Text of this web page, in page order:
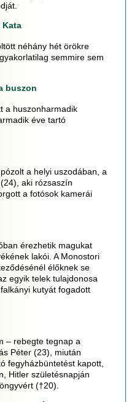
Kata
néhány hét örökre
semmire sem
buszon
a huszonharmadik
éve tartó
a helyi uszodában, a
aki rózsaszín
a fotósok kamerái
érezhetik magukat
lakói. A Monostori
élőknek se
egyik telek tulajdonosa
kutyát fogadott
– rebegte tegnap a
Péter (23), miután
fegyházbüntetést kapott,
Hitler születésnapján
(†20).